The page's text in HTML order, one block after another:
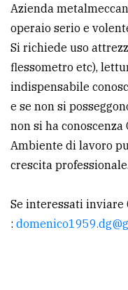
pubblicità
CERCA
Cerca
per
comune
avanzata
LE
Azienda
operaio serio e
Si richiede uso
flessometro etc),
indispensabile
e se non si
non si ha conoscenza
Ambiente di lavoro
crescita professionale.
Se interessati inviare
: